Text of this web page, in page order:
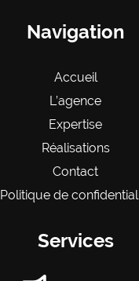
Navigation
Accueil
L’agence
Expertise
Réalisations
Contact
Politique de
Services